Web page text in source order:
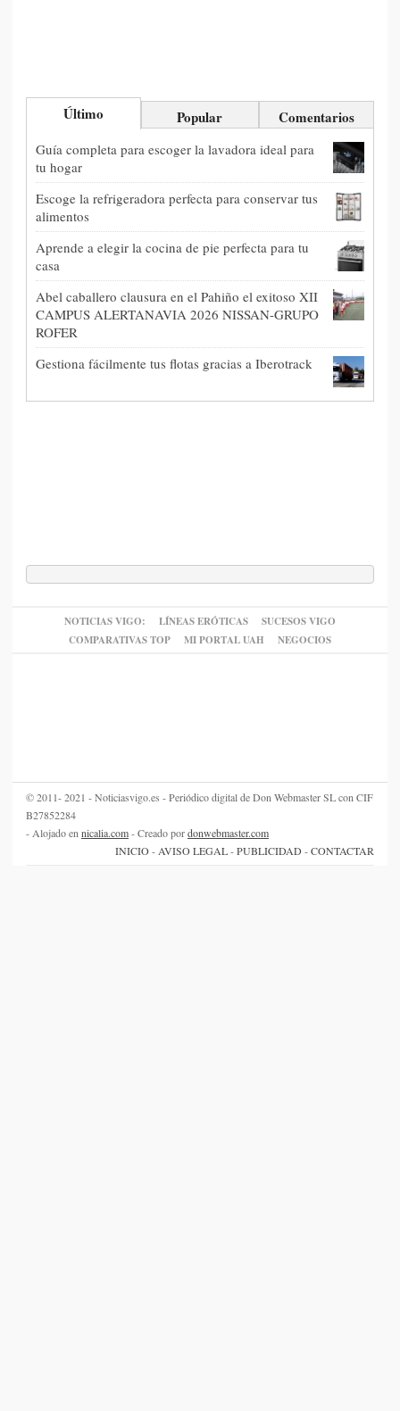
Último Popular Comentarios
Guía completa para escoger la lavadora ideal para
tu hogar
Escoge la refrigeradora perfecta para conservar tus
alimentos
Aprende a elegir la cocina de pie perfecta para tu
casa
Abel caballero clausura en el Pahiño el exitoso XII
CAMPUS ALERTANAVIA 2026 NISSAN-GRUPO
ROFER
Gestiona fácilmente tus flotas gracias a Iberotrack
NOTICIAS VIGO: LÍNEAS ERÓTICAS
SUCESOS VIGO
COMPARATIVAS TOP
MI PORTAL UAH NEGOCIOS
© 2011- 2021 - Noticiasvigo.es - Periódico digital de Don Webmaster SL con CIF
B27852284
- Alojado en nicalia.com- Creado pordonwebmaster.com
INICIO- AVISO LEGAL-PUBLICIDAD -CONTACTAR